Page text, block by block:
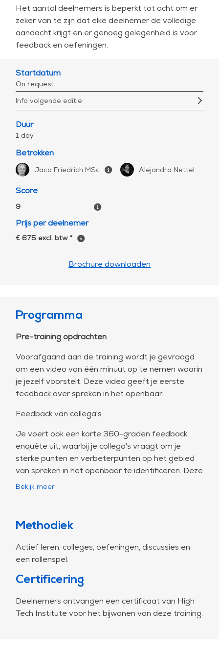
Het aantal deelnemers is beperkt tot acht om er
zeker van te zijn dat elke deelnemer de volledige
aandacht krijgt en er genoeg gelegenheid is voor
feedback en oefeningen.
Startdatum
On request
Info volgende editie
Duur
1 day
Betrokken
Jaco Friedrich MSc Alejandra Nettel
Score
9
Prijs per deelnemer
€ 675 excl. btw *
Brochure downloaden
Programma
Pre-training opdrachten
Voorafgaand aan de training wordt je gevraagd
om een video van één minuut op te nemen waarin
je jezelf voorstelt. Deze video geeft je eerste
feedback over spreken in het openbaar.
Feedback van collega's
Je voert ook een korte 360-graden feedback
enquête uit, waarbij je collega's vraagt om je
sterke punten en verbeterpunten op het gebied
van spreken in het openbaar te identificeren. Deze
feedback dient als basis voor je leer- en
spreekvaardigheid verbetert en effectief gebruik
maakt van non-verbale communicatie.
Persoonlijk actieplan
In de training oefen je spreken in het openbaar en
maak je je deze vaardigheid eigen. Omdat het nog
Bekijk meer
Methodiek
Actief leren, colleges, oefeningen, discussies en
een rollenspel.
Certificering
Deelnemers ontvangen een certificaat van High
Tech Institute voor het bijwonen van deze training.